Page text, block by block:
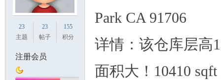
23
主题
23
帖子
155
积分
注册会员
Park CA 91706
详情： 该仓库层高
面积大！ 10410 sqft